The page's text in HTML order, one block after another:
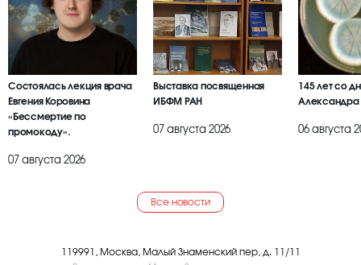
Состоялась лекция врача
Евгения Коровина
«Бессмертие по
промокоду».
07 августа 2026
Выставка посвященная
ИБФМ РАН
07 августа 2026
145 лет со
Александра
06 августа
Все новости
119991, Москва, Малый Знаменский пер, д. 11/11